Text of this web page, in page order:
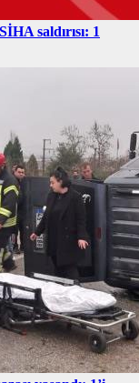
saldırısı: 1